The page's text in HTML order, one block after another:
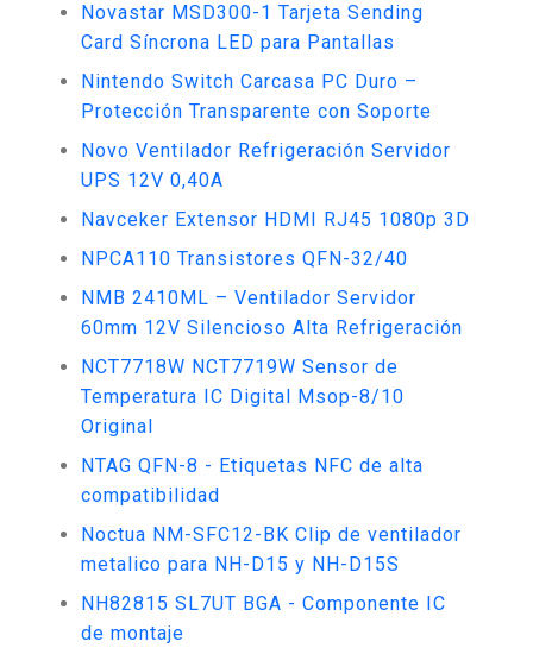
Novastar MSD300-1 Tarjeta Sending
Card Síncrona LED para Pantallas
Nintendo Switch Carcasa PC Duro –
Protección Transparente con Soporte
Novo Ventilador Refrigeración Servidor
UPS 12V 0,40A
Navceker Extensor HDMI RJ45 1080p 3D
NPCA110 Transistores QFN-32/40
NMB 2410ML – Ventilador Servidor
60mm 12V Silencioso Alta Refrigeración
NCT7718W NCT7719W Sensor de
Temperatura IC Digital Msop-8/10
Original
NTAG QFN-8 - Etiquetas NFC de alta
compatibilidad
Noctua NM-SFC12-BK Clip de ventilador
metalico para NH-D15 y NH-D15S
NH82815 SL7UT BGA - Componente IC
de montaje